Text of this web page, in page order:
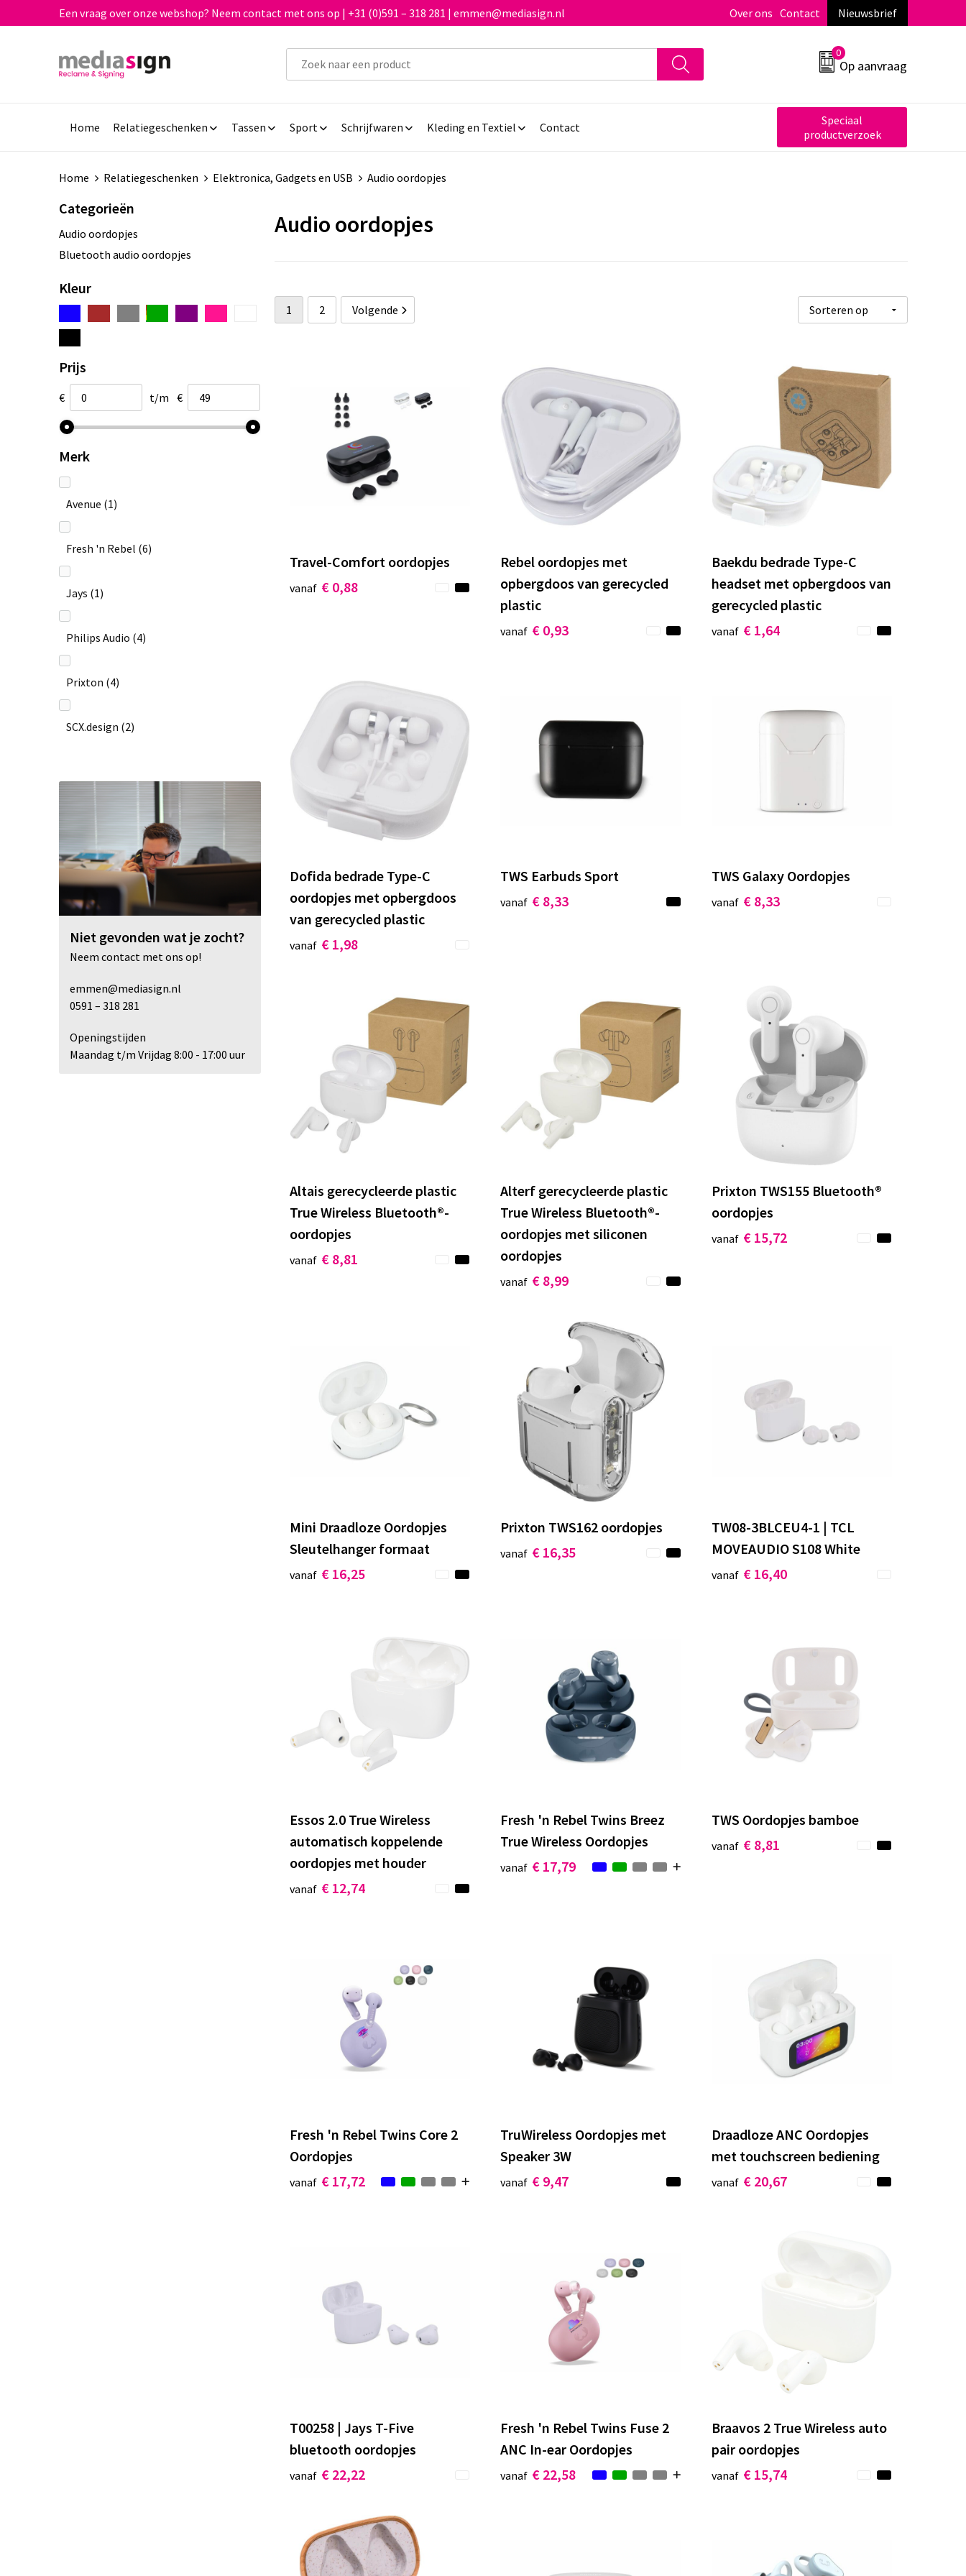
Een vraag over onze webshop? Neem contact met ons op | +31 (0)591 – 318 281 | emmen@mediasign.nl Over ons Contact Nieuwsbrief
0
Op aanvraag
Home Relatiegeschenken Tassen Sport Schrijfwaren Kleding en Textiel Contact
Speciaal
productverzoek
Home Relatiegeschenken Elektronica, Gadgets en USB Audio oordopjes
Categorieën
Audio oordopjes
Bluetooth audio oordopjes
Kleur
Prijs
€ t/m €
Merk
Avenue (1)
Fresh 'n Rebel (6)
Jays (1)
Philips Audio (4)
Prixton (4)
SCX.design (2)
Toppoint
Niet gevonden wat je zocht?
Neem contact met ons op!
emmen@mediasign.nl
0591 – 318 281
Openingstijden
Maandag t/m Vrijdag 8:00 - 17:00 uur
Audio oordopjes
1 2 Volgende
Travel-Comfort oordopjes
vanaf € 0,88
Rebel oordopjes met
opbergdoos van gerecycled
plastic
vanaf € 0,93
Baekdu bedrade Type-C
headset met opbergdoos van
gerecycled plastic
vanaf € 1,64
Dofida bedrade Type-C
oordopjes met opbergdoos
van gerecycled plastic
vanaf € 1,98
TWS Earbuds Sport
vanaf € 8,33
TWS Galaxy Oordopjes
vanaf € 8,33
Altais gerecycleerde plastic
True Wireless Bluetooth®-
oordopjes
vanaf € 8,81
Alterf gerecycleerde plastic
True Wireless Bluetooth®-
oordopjes met siliconen
oordopjes
vanaf € 8,99
Prixton TWS155 Bluetooth®
oordopjes
vanaf € 15,72
Mini Draadloze Oordopjes
Sleutelhanger formaat
vanaf € 16,25
Prixton TWS162 oordopjes
vanaf € 16,35
TW08-3BLCEU4-1 | TCL
MOVEAUDIO S108 White
vanaf € 16,40
Essos 2.0 True Wireless
automatisch koppelende
oordopjes met houder
vanaf € 12,74
Fresh 'n Rebel Twins Breez
True Wireless Oordopjes
vanaf € 17,79
TWS Oordopjes bamboe
vanaf € 8,81
Fresh 'n Rebel Twins Core 2
Oordopjes
vanaf € 17,72
TruWireless Oordopjes met
Speaker 3W
vanaf € 9,47
Draadloze ANC Oordopjes
met touchscreen bediening
vanaf € 20,67
T00258 | Jays T-Five
bluetooth oordopjes
vanaf € 22,22
Fresh 'n Rebel Twins Fuse 2
ANC In-ear Oordopjes
vanaf € 22,58
Braavos 2 True Wireless auto
pair oordopjes
vanaf € 15,74